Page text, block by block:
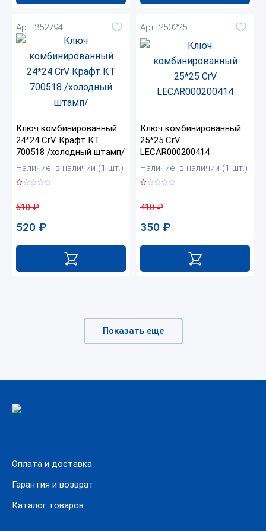
Арт. 352794
Ключ комбинированный
24*24 CrV Крафт КТ
700518 /холодный штамп/
Наличие: в наличии (1 шт.)
610₽
520 ₽
Арт. 250225
Ключ комбинированный
25*25 CrV
LECAR000200414
Наличие: в наличии (1 шт.)
410₽
350 ₽
Показать еще
Оплата и доставка
Гарантия и возврат
Каталог товаров